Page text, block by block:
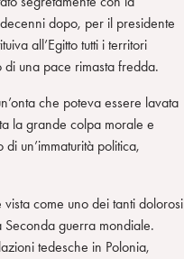
dopo, per il presidente
all’Egitto tutti i territori
una pace rimasta fredda.
che poteva essere lavata
la grande colpa morale e
un’immaturità politica,
come uno dei tanti dolorosi
guerra mondiale.
tedesche in Polonia,